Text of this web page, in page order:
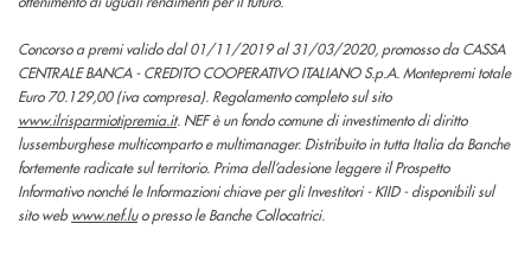
Concorso a premi valido dal 01/11/2019 al 31/03/2020, promosso da CASSA
CENTRALE BANCA - CREDITO COOPERATIVO ITALIANO S.p.A. Montepremi totale
Euro 70.129,00 (iva compresa). Regolamento completo sul sito
www.ilrisparmiotipremia.it. NEF è un fondo comune di investimento di diritto
lussemburghese multicomparto e multimanager. Distribuito in tutta Italia da Banche
fortemente radicate sul territorio. Prima dell’adesione leggere il Prospetto
Informativo nonché le Informazioni chiave per gli Investitori - KIID - disponibili sul
sito webwww.nef.luo presso le Banche Collocatrici.